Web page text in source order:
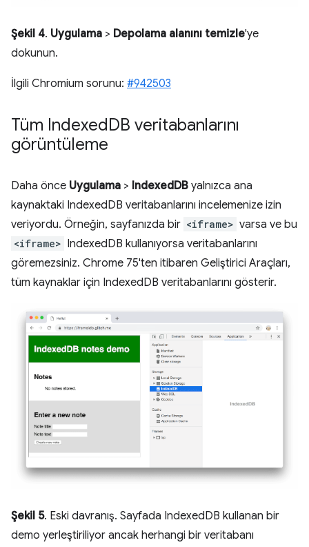
Şekil 4. Uygulama > Depolama alanını temizle'ye
dokunun.
İlgili Chromium sorunu: #942503
Tüm IndexedDB veritabanlarını
görüntüleme
Daha önce Uygulama > IndexedDB yalnızca ana
kaynaktaki IndexedDB veritabanlarını incelemenize izin
veriyordu. Örneğin, sayfanızda bir <iframe> varsa ve bu
<iframe> IndexedDB kullanıyorsa veritabanlarını
göremezsiniz. Chrome 75'ten itibaren Geliştirici Araçları,
tüm kaynaklar için IndexedDB veritabanlarını gösterir.
Şekil 5. Eski davranış. Sayfada IndexedDB kullanan bir
demo yerleştiriliyor ancak herhangi bir veritabanı